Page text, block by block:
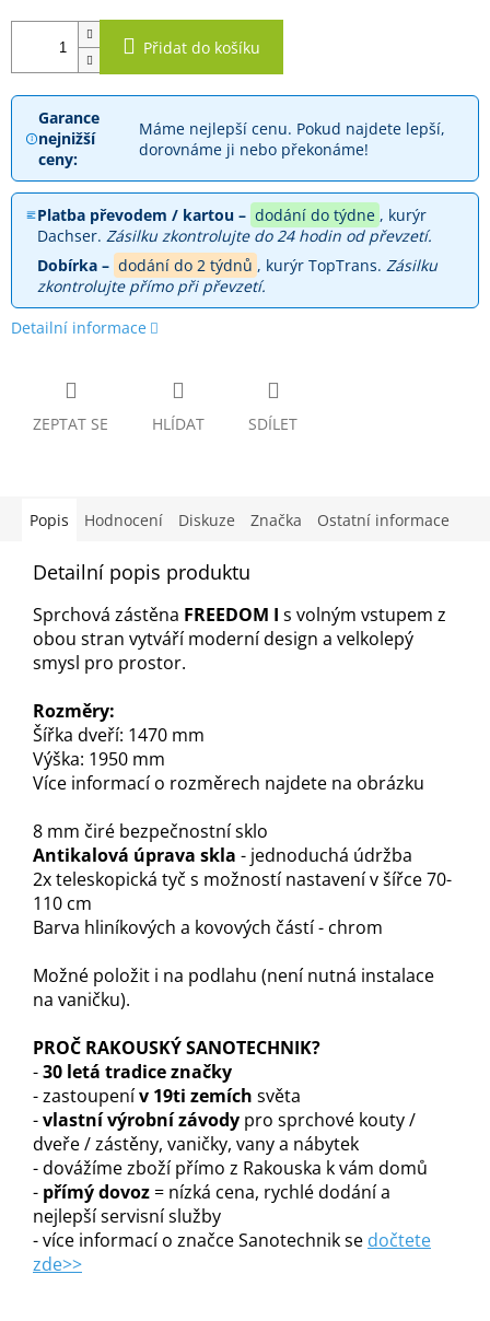
Přidat do košíku
Garance
nejnižší
ceny:
Máme nejlepší cenu. Pokud najdete lepší,
dorovnáme ji nebo překonáme!
Platba převodem / kartou – dodání do týdne , kurýr
Dachser. Zásilku zkontrolujte do 24 hodin od převzetí.
Dobírka – dodání do 2 týdnů , kurýr TopTrans. Zásilku
zkontrolujte přímo při převzetí.
Detailní informace
ZEPTAT SE HLÍDAT SDÍLET
Popis Hodnocení Diskuze Značka Ostatní informace
Detailní popis produktu
Sprchová zástěna FREEDOM I s volným vstupem z
obou stran vytváří moderní design a velkolepý
smysl pro prostor.
Rozměry:
Šířka dveří: 1470 mm
Výška: 1950 mm
Více informací o rozměrech najdete na obrázku
8 mm čiré bezpečnostní sklo
Antikalová úprava skla - jednoduchá údržba
2x teleskopická tyč s možností nastavení v šířce 70-
110 cm
Barva hliníkových a kovových částí - chrom
Možné položit i na podlahu (není nutná instalace
na vaničku).
PROČ RAKOUSKÝ SANOTECHNIK?
-30 letá tradice značky
- zastoupenív 19ti zemích světa
-vlastní výrobní závody pro sprchové kouty /
dveře / zástěny, vaničky, vany a nábytek
- dovážíme zboží přímo z Rakouska k vám domů
- přímý dovoz= nízká cena, rychlé dodání a
nejlepší servisní služby
- více informací o značce Sanotechnik se dočtete
zde>>